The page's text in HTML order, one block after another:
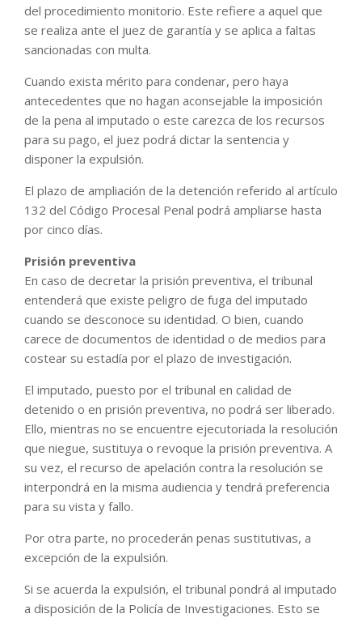
del procedimiento monitorio. Este refiere a aquel que
se realiza ante el juez de garantía y se aplica a faltas
sancionadas con multa.
Cuando exista mérito para condenar, pero haya
antecedentes que no hagan aconsejable la imposición
de la pena al imputado o este carezca de los recursos
para su pago, el juez podrá dictar la sentencia y
disponer la expulsión.
El plazo de ampliación de la detención referido al artículo
132 del Código Procesal Penal podrá ampliarse hasta
por cinco días.
Prisión preventiva
En caso de decretar la prisión preventiva, el tribunal
entenderá que existe peligro de fuga del imputado
cuando se desconoce su identidad. O bien, cuando
carece de documentos de identidad o de medios para
costear su estadía por el plazo de investigación.
El imputado, puesto por el tribunal en calidad de
detenido o en prisión preventiva, no podrá ser liberado.
Ello, mientras no se encuentre ejecutoriada la resolución
que niegue, sustituya o revoque la prisión preventiva. A
su vez, el recurso de apelación contra la resolución se
interpondrá en la misma audiencia y tendrá preferencia
para su vista y fallo.
Por otra parte, no procederán penas sustitutivas, a
excepción de la expulsión.
Si se acuerda la expulsión, el tribunal pondrá al imputado
a disposición de la Policía de Investigaciones. Esto se